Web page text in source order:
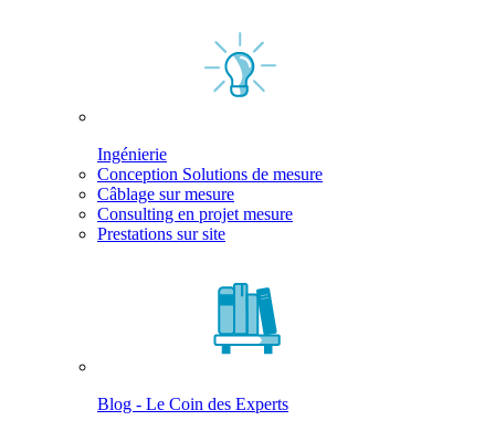
Ingénierie
Conception Solutions de mesure
Câblage sur mesure
Consulting en projet mesure
Prestations sur site
Blog - Le Coin des Experts